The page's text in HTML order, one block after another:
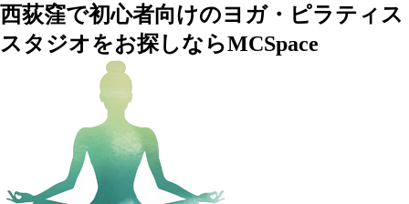
西荻窪で初心者向けのヨガ・ピラティス
スタジオをお探しならMCSpace